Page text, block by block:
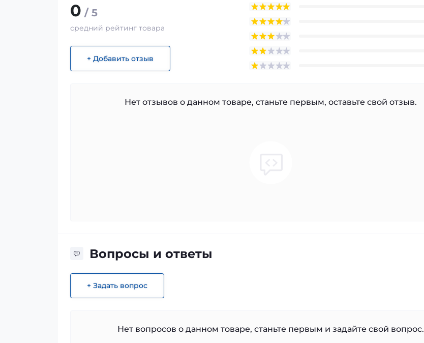
0 / 5
средний рейтинг товара
+ Добавить отзыв
Нет отзывов о данном товаре, станьте первым, оставьте свой отзыв.
Вопросы и ответы
+ Задать вопрос
Нет вопросов о данном товаре, станьте первым и задайте свой вопрос.